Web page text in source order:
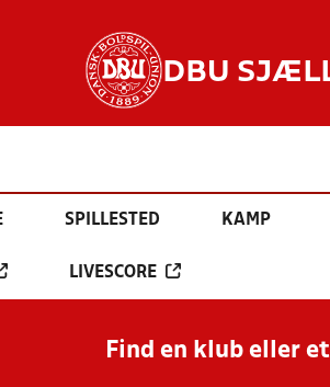
DBU
SPILLESTED KAMP
LIVESCORE
Find en klub eller